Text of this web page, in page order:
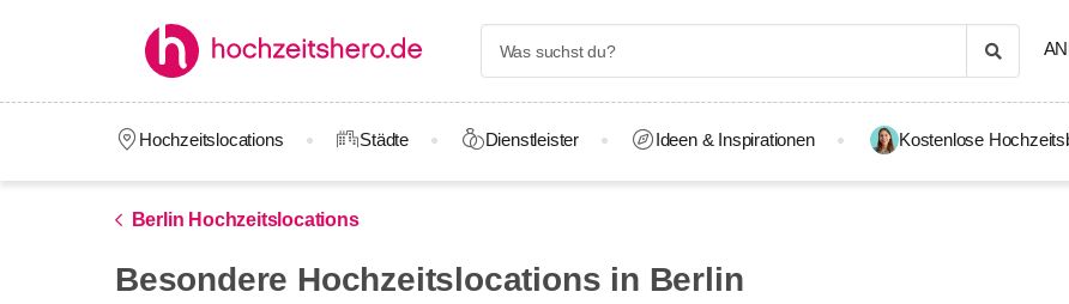
Hochzeitslocations Städte Dienstleister Ideen & Inspirationen Kostenlose
Berlin Hochzeitslocations
Besondere Hochzeitslocations in Berlin